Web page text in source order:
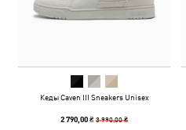
Кеды Caven III Sneakers Unisex
2 790,00 ₴3 990,00 ₴